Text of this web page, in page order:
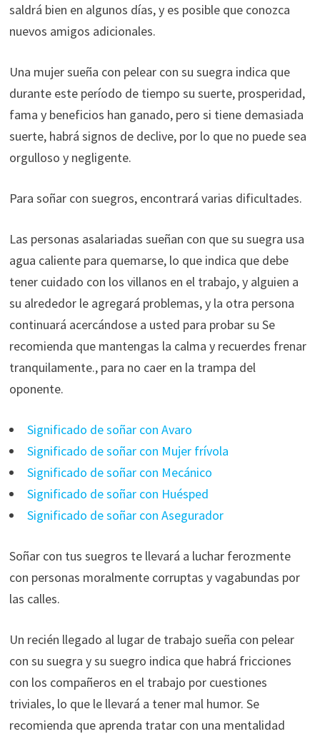
saldrá bien en algunos días, y es posible que conozca
nuevos amigos adicionales.
Una mujer sueña con pelear con su suegra indica que
durante este período de tiempo su suerte, prosperidad,
fama y beneficios han ganado, pero si tiene demasiada
suerte, habrá signos de declive, por lo que no puede sea ​​
orgulloso y negligente.
Para soñar con suegros, encontrará varias dificultades.
Las personas asalariadas sueñan con que su suegra usa
agua caliente para quemarse, lo que indica que debe
tener cuidado con los villanos en el trabajo, y alguien a
su alrededor le agregará problemas, y la otra persona
continuará acercándose a usted para probar su Se
recomienda que mantengas la calma y recuerdes frenar
tranquilamente., para no caer en la trampa del
oponente.
Significado de soñar con Avaro
Significado de soñar con Mujer frívola
Significado de soñar con Mecánico
Significado de soñar con Huésped
Significado de soñar con Asegurador
Soñar con tus suegros te llevará a luchar ferozmente
con personas moralmente corruptas y vagabundas por
las calles.
Un recién llegado al lugar de trabajo sueña con pelear
con su suegra y su suegro indica que habrá fricciones
con los compañeros en el trabajo por cuestiones
triviales, lo que le llevará a tener mal humor. Se
recomienda que aprenda tratar con una mentalidad